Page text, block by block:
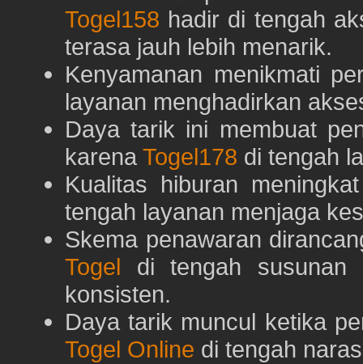
Togel158 hadir di tengah
terasa jauh lebih menarik.
Kenyamanan menikmati
layanan menghadirkan
Daya tarik ini membuat
karena Togel178 di tengah
Kualitas hiburan
tengah layanan menjaga
Skema penawaran
Togel di tengah susunan
konsisten.
Daya tarik muncul ketika
Togel Online di tengah